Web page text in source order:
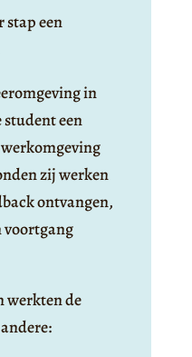
stap een
in
een
zij werken
ontvangen,
voortgang
werkten de